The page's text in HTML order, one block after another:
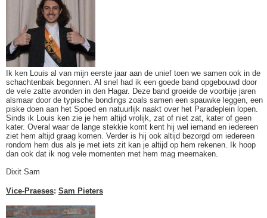
Ik ken Louis al van mijn eerste jaar aan de unief toen we samen ook in de
schachtenbak begonnen. Al snel had ik een goede band opgebouwd door
de vele zatte avonden in den Hagar. Deze band groeide de voorbije jaren
alsmaar door de typische bondings zoals samen een spauwke leggen, een
piske doen aan het Spoed en natuurlijk naakt over het Paradeplein lopen.
Sinds ik Louis ken zie je hem altijd vrolijk, zat of niet zat, kater of geen
kater. Overal waar de lange stekkie komt kent hij wel iemand en iedereen
ziet hem altijd graag komen. Verder is hij ook altijd bezorgd om iedereen
rondom hem dus als je met iets zit kan je altijd op hem rekenen. Ik hoop
dan ook dat ik nog vele momenten met hem mag meemaken.
Dixit Sam
Vice-Praeses: Sam Pieters